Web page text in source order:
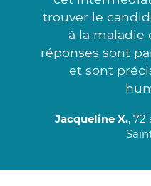
trouver le
à la maladie
réponses sont
et sont
Jacqueline X., 72